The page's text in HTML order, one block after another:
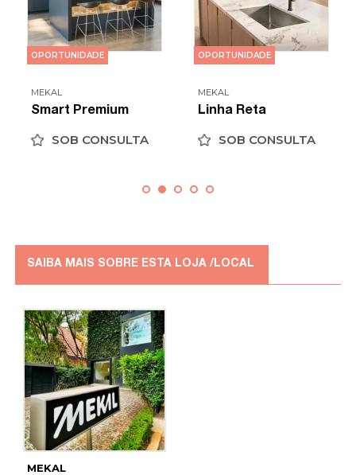
OPORTUNIDADE
MEKAL
Smart Premium
SOB CONSULTA
OPORTUNIDADE
MEKAL
Linha Reta
SOB CONSULTA
SAIBA MAIS SOBRE ESTA LOJA /LOCAL
MEKAL